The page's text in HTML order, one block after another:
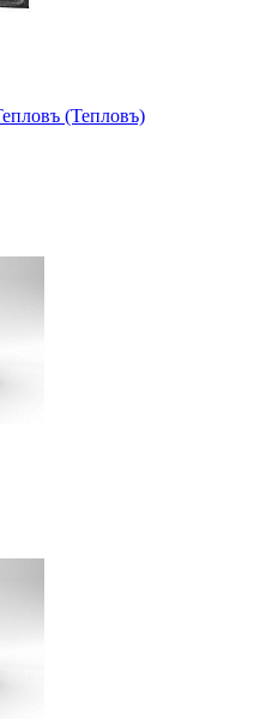
(Тепловъ)